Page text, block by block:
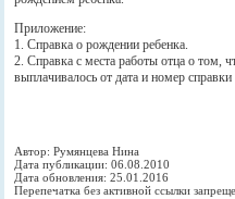
Приложение:
1. Справка о рождении ребенка.
2. Справка с места работы отца о том,
выплачивалось от дата и номер справки
Автор: Румянцева Нина
Дата публикации: 06.08.2010
Дата обновления: 25.01.2016
Перепечатка без активной ссылки